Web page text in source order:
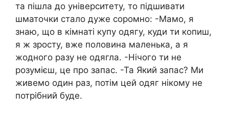
та пішла до університету, то підшивати
шматочки стало дуже соромно: -Мамо, я
знаю, що в кімнаті купу одягу, куди ти копиш,
я ж зросту, вже половина маленька, а я
жодного разу не одягла. -Нічого ти не
розумієш, це про запас. -Та Який запас? Ми
живемо один раз, потім цей одяг нікому не
потрібний буде.